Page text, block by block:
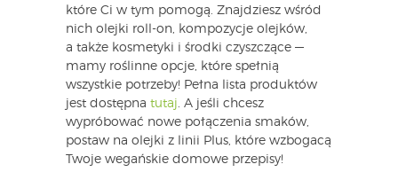
które Ci w tym pomogą. Znajdziesz wśród
nich olejki roll-on, kompozycje olejków,
a także kosmetyki i środki czyszczące —
mamy roślinne opcje, które spełnią
wszystkie potrzeby! Pełna lista produktów
jest dostępna tutaj. A jeśli chcesz
wypróbować nowe połączenia smaków,
postaw na olejki z linii Plus, które wzbogacą
Twoje wegańskie domowe przepisy!